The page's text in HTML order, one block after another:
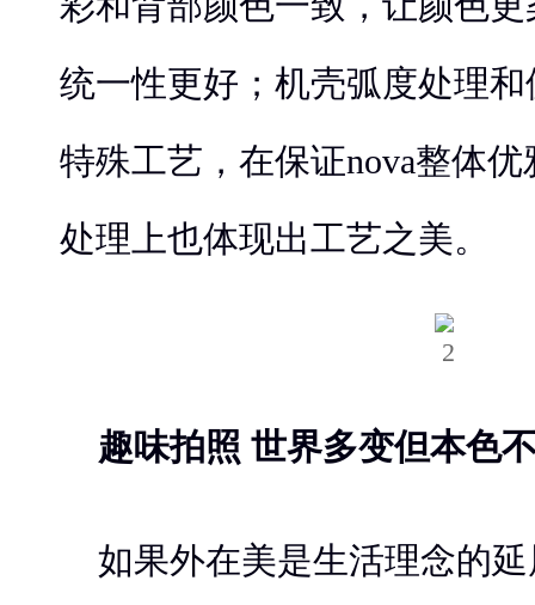
统一性更好；机壳弧度处理
特殊工艺，在保证nova整体
处理上也体现出工艺之美。
趣味拍照 世界多变但本色
如果外在美是生活理念的